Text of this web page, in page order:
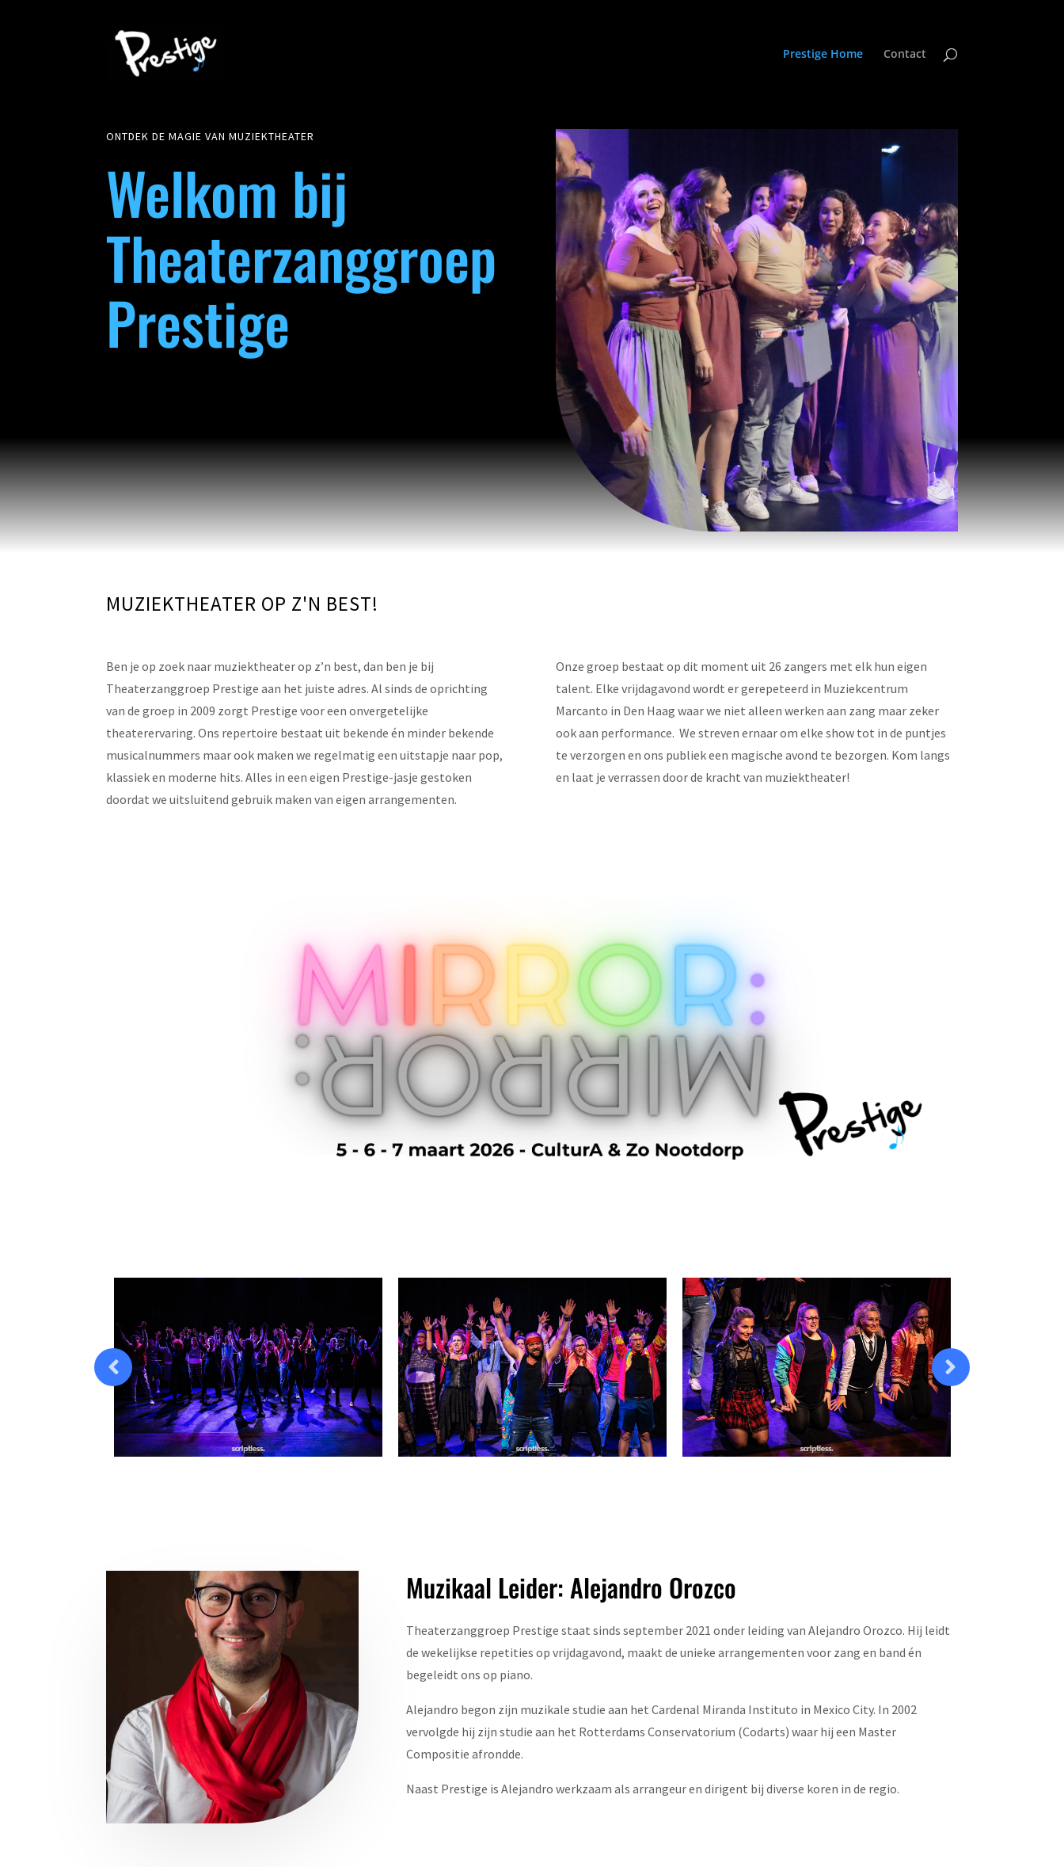
Prestige Home Contact
ONTDEK DE MAGIE VAN MUZIEKTHEATER
Welkom bij
Theaterzanggroep
Prestige
MUZIEKTHEATER OP Z'N BEST!
Ben je op zoek naar muziektheater op z’n best, dan ben je bij
Theaterzanggroep Prestige aan het juiste adres. Al sinds de oprichting
van de groep in 2009 zorgt Prestige voor een onvergetelijke
theaterervaring. Ons repertoire bestaat uit bekende én minder bekende
musicalnummers maar ook maken we regelmatig een uitstapje naar pop,
klassiek en moderne hits. Alles in een eigen Prestige-jasje gestoken
doordat we uitsluitend gebruik maken van eigen arrangementen.
Onze groep bestaat op dit moment uit 26 zangers met elk hun eigen
talent. Elke vrijdagavond wordt er gerepeteerd in Muziekcentrum
Marcanto in Den Haag waar we niet alleen werken aan zang maar zeker
ook aan performance. We streven ernaar om elke show tot in de puntjes
te verzorgen en ons publiek een magische avond te bezorgen. Kom langs
en laat je verrassen door de kracht van muziektheater!
Muzikaal Leider: Alejandro Orozco
Theaterzanggroep Prestige staat sinds september 2021 onder leiding van Alejandro Orozco. Hij leidt
de wekelijkse repetities op vrijdagavond, maakt de unieke arrangementen voor zang en band én
begeleidt ons op piano.
Alejandro begon zijn muzikale studie aan het Cardenal Miranda Instituto in Mexico City. In 2002
vervolgde hij zijn studie aan het Rotterdams Conservatorium (Codarts) waar hij een Master
Compositie afrondde.
Naast Prestige is Alejandro werkzaam als arrangeur en dirigent bij diverse koren in de regio.